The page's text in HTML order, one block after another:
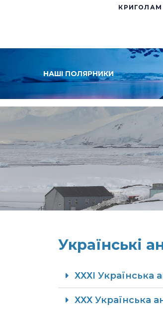
КРИГОЛАМ
НАШІ ПОЛЯРНИКИ
Українські
ХХХI Українська
ХХХ Українська